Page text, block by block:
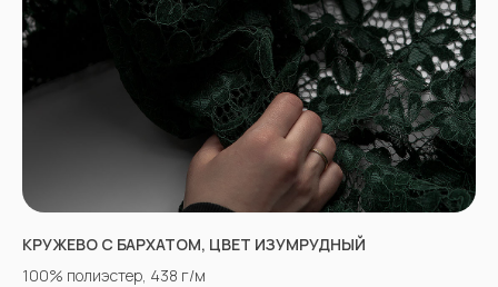
КРУЖЕВО С БАРХАТОМ, ЦВЕТ ИЗУМРУДНЫЙ
100% полиэстер, 438 г/м